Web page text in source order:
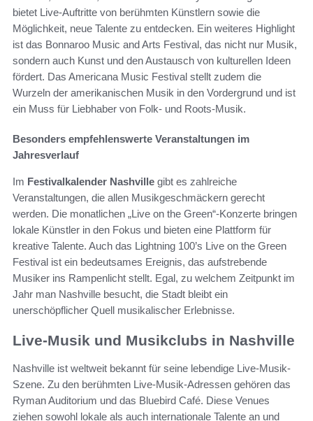
bietet Live-Auftritte von berühmten Künstlern sowie die
Möglichkeit, neue Talente zu entdecken. Ein weiteres Highlight
ist das Bonnaroo Music and Arts Festival, das nicht nur Musik,
sondern auch Kunst und den Austausch von kulturellen Ideen
fördert. Das Americana Music Festival stellt zudem die
Wurzeln der amerikanischen Musik in den Vordergrund und ist
ein Muss für Liebhaber von Folk- und Roots-Musik.
Besonders empfehlenswerte Veranstaltungen im
Jahresverlauf
Im Festivalkalender Nashville gibt es zahlreiche
Veranstaltungen, die allen Musikgeschmäckern gerecht
werden. Die monatlichen „Live on the Green“-Konzerte bringen
lokale Künstler in den Fokus und bieten eine Plattform für
kreative Talente. Auch das Lightning 100’s Live on the Green
Festival ist ein bedeutsames Ereignis, das aufstrebende
Musiker ins Rampenlicht stellt. Egal, zu welchem Zeitpunkt im
Jahr man Nashville besucht, die Stadt bleibt ein
unerschöpflicher Quell musikalischer Erlebnisse.
Live-Musik und Musikclubs in Nashville
Nashville ist weltweit bekannt für seine lebendige Live-Musik-
Szene. Zu den berühmten Live-Musik-Adressen gehören das
Ryman Auditorium und das Bluebird Café. Diese Venues
ziehen sowohl lokale als auch internationale Talente an und